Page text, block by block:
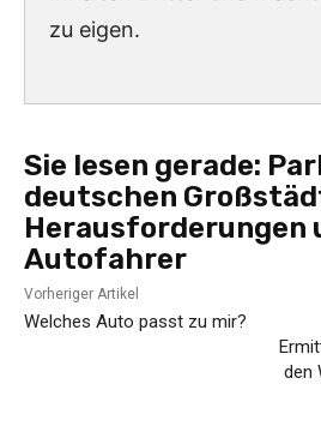
zu eigen.
Sie lesen gerade:
deutschen
Herausforderungen
Autofahrer
Vorheriger Artikel
Welches Auto passt zu mir?
den